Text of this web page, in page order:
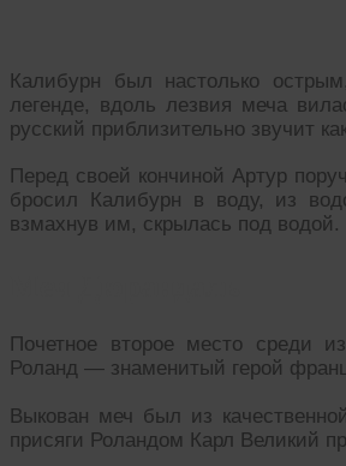
Калибурн был настолько
легенде, вдоль лезвия меча
русский приблизительно звучит
Перед своей кончиной Артур
бросил Калибурн в воду, из
взмахнув им, скрылась под водой.
Почетное второе место среди
Роланд — знаменитый герой
Выкован меч был из
присяги Роландом Карл Великий